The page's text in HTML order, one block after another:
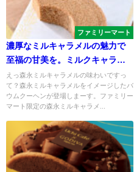
ファミリーマート
濃厚なミルキャラメルの魅力で
至福の甘美を。ミルクキャラメ
ルバウムの幸せなひと時をお届
け
えっ森永ミルキャラメルの味わいですっ
て？森永ミルキャラメルをイメージしたバ
ウムクーヘンが登場しまーす。ファミリー
マート限定の森永ミルキャラメ...